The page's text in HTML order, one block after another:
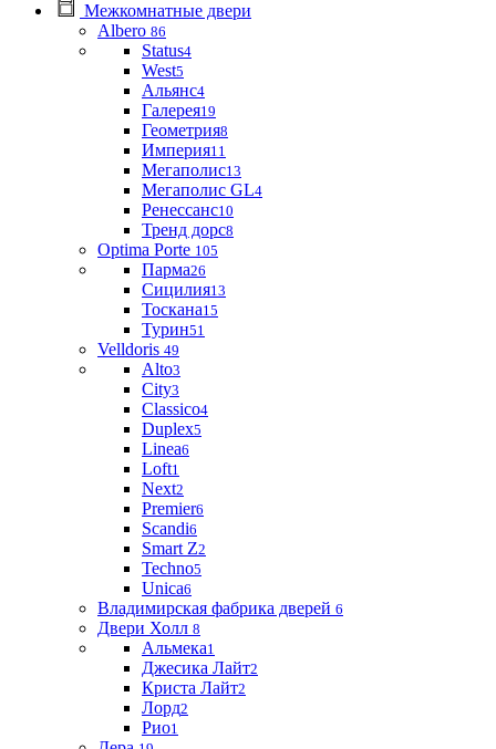
Межкомнатные двери
Albero 86
Status4
West5
Альянс4
Галерея19
Геометрия8
Империя11
Мегаполис13
Мегаполис GL4
Ренессанс10
Тренд дорс8
Optima Porte 105
Парма26
Сицилия13
Тоскана15
Турин51
Velldoris 49
Alto3
City3
Classico4
Duplex5
Linea6
Loft1
Next2
Premier6
Scandi6
Smart Z2
Techno5
Unica6
Владимирская фабрика дверей 6
Двери Холл 8
Альмека1
Джесика Лайт2
Криста Лайт2
Лорд2
Рио1